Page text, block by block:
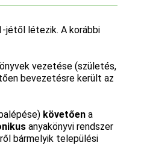
jétől létezik. A korábbi
vezetése (születés,
bevezetésre került az
követően a
anyakönyvi rendszer
bármelyik települési